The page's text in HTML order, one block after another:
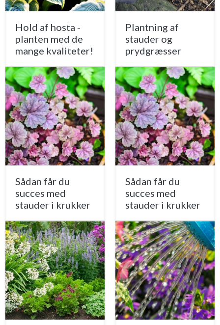
Hold af hosta -
planten med de
mange kvaliteter!
Plantning af
stauder og
prydgræsser
Sådan får du
succes med
stauder i krukker
Sådan får du
succes med
stauder i krukker